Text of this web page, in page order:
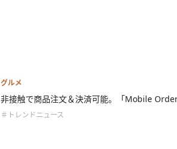
グルメ
非接触で商品注文＆決済可能。「Mobile
＃トレンドニュース